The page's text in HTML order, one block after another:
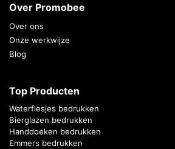
Over Promobee
Over ons
Onze werkwijze
Blog
Top Producten
Waterflesjes bedrukken
Bierglazen bedrukken
Handdoeken bedrukken
Emmers bedrukken